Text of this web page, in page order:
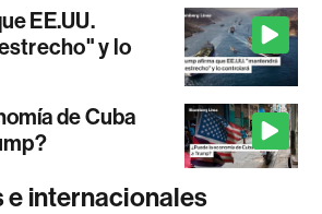
EE.UU.
y lo
de Cuba
internacionales